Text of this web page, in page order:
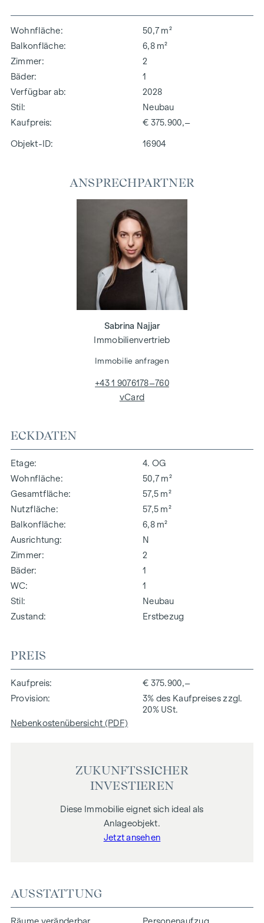
Wohnfläche
50,7 m²
Balkonfläche
6,8 m²
Zimmer
2
Bäder
1
Verfügbar ab
2028
Stil
Neubau
Kaufpreis
€ 375.900,–
Objekt-ID: 16904
ECKDATEN
Etage
4. OG
Wohnfläche
50,7 m²
Gesamtfläche
57,5 m²
Nutzfläche
57,5 m²
Balkonfläche
6,8 m²
Ausrichtung
N
Zimmer
2
Bäder
1
WC
1
Stil
Neubau
Zustand
Erstbezug
PREIS
Kaufpreis
€ 375.900,–
Provision
3% des Kaufpreises zzgl.
20% USt.
Nebenkostenübersicht (PDF)
ZUKUNFTSSICHER
INVESTIEREN
Diese Immobilie eignet sich ideal als
Anlageobjekt.
Jetzt ansehen
AUSSTATTUNG
ANSPRECHPARTNER
Sabrina Najjar
Immobilienvertrieb
Immobilie anfragen
+43 1 9076178–760
vCard